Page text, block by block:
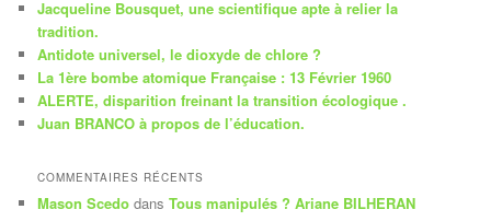
r
c
h
e
Jacqueline Bousquet, une scientifique apte à relier la
tradition.
Antidote universel, le dioxyde de chlore ?
La 1ère bombe atomique Française : 13 Février 1960
ALERTE, disparition freinant la transition écologique .
Juan BRANCO à propos de l’éducation.
COMMENTAIRES RÉCENTS
Mason Scedo dansTous manipulés ? Ariane BILHERAN